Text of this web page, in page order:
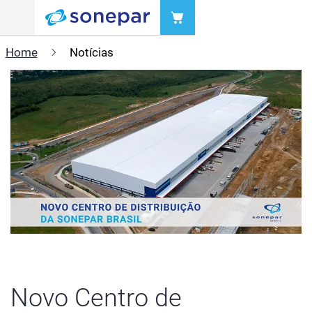
Home
Notícias
Novo Centro de